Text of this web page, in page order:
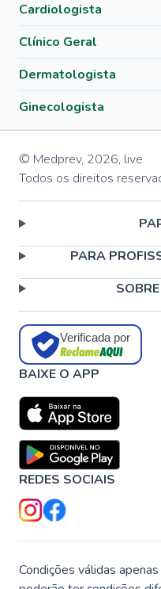
Cardiologista
Clínico Geral
Dermatologista
Ginecologista
© Medprev, 2026, live
Todos os direitos
PARA
Verificada por
BAIXE O APP
REDES SOCIAIS
Condições válidas